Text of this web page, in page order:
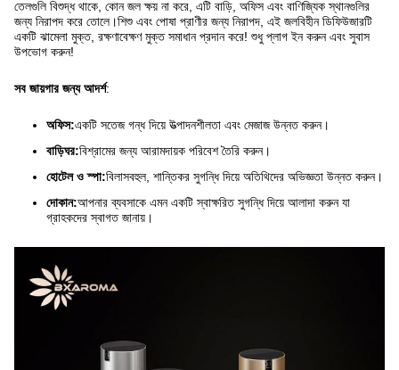
তেলগুলি বিশুদ্ধ থাকে, কোন জল ক্ষয় না করে, এটি বাড়ি, অফিস এবং বাণিজ্যিক স্থানগুলির
জন্য নিরাপদ করে তোলে।শিশু এবং পোষা প্রাণীর জন্য নিরাপদ, এই জলবিহীন ডিফিউজারটি
একটি ঝামেলা মুক্ত, রক্ষণাবেক্ষণ মুক্ত সমাধান প্রদান করে! শুধু প্লাগ ইন করুন এবং সুবাস
উপভোগ করুন!
সব জায়গার জন্য আদর্শ:
অফিস:একটি সতেজ গন্ধ দিয়ে উত্পাদনশীলতা এবং মেজাজ উন্নত করুন।
বাড়িঘর:বিশ্রামের জন্য আরামদায়ক পরিবেশ তৈরি করুন।
হোটেল ও স্পা:বিলাসবহুল, শান্তিকর সুগন্ধি দিয়ে অতিথিদের অভিজ্ঞতা উন্নত করুন।
দোকান:আপনার ব্যবসাকে এমন একটি স্বাক্ষরিত সুগন্ধি দিয়ে আলাদা করুন যা
গ্রাহকদের স্বাগত জানায়।